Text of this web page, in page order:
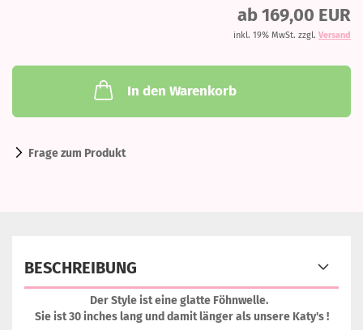
ab 169,00 EUR
inkl. 19% MwSt. zzgl. Versand
In den Warenkorb
Frage zum Produkt
BESCHREIBUNG
Der Style ist eine glatte Föhnwelle.
Sie ist 30 inches lang und damit länger als unsere Katy's !